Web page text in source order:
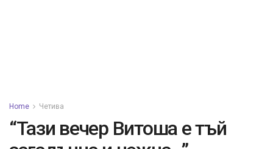
Home Четива
“Тази вечер Витоша е тъй